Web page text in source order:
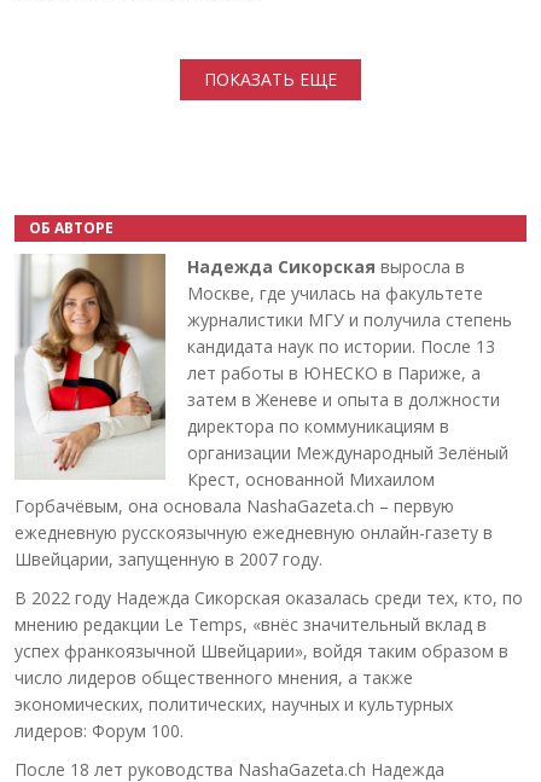
ПОКАЗАТЬ ЕЩЕ
ОБ АВТОРЕ
Надежда Сикорская выросла в
Москве, где училась на факультете
журналистики МГУ и получила степень
кандидата наук по истории. После 13
лет работы в ЮНЕСКО в Париже, а
затем в Женеве и опыта в должности
директора по коммуникациям в
организации Международный Зелёный
Крест, основанной Михаилом
Горбачёвым, она основала NashaGazeta.ch – первую
ежедневную русскоязычную ежедневную онлайн-газету в
Швейцарии, запущенную в 2007 году.
В 2022 году Надежда Сикорская оказалась среди тех, кто, по
мнению редакции Le Temps, «внёс значительный вклад в
успех франкоязычной Швейцарии», войдя таким образом в
число лидеров общественного мнения, а также
экономических, политических, научных и культурных
лидеров: Форум 100.
После 18 лет руководства NashaGazeta.ch Надежда